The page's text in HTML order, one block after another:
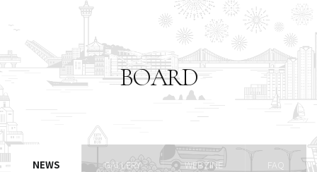
BOARD
NEWS GALLERY WEBZINE FAQ